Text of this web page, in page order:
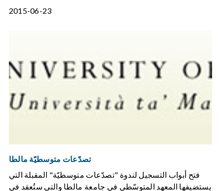
2015-06-23
تصدّعات متوسطيّة مالطا
فتح أبواب التسجيل لندوة "تصدّعات متوسطيّة" المقبلة التي
يستضيفها المعهد المتوسّطي في جامعة مالطا والتي ستُعقد في